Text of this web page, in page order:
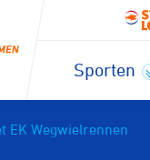
Sporten
EK Wegwielrennen